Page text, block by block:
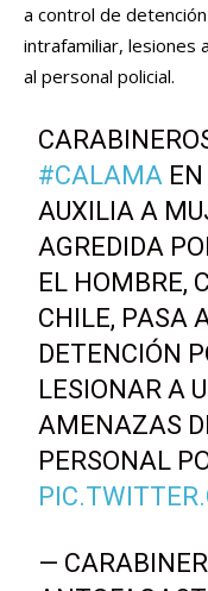
a control de
intrafamiliar, lesiones
al personal policial.
#CALAMA
AUXILIA A
AGREDIDA
EL HOMBRE,
CHILE, PASA
DETENCIÓN
LESIONAR A
AMENAZAS
PERSONAL
—